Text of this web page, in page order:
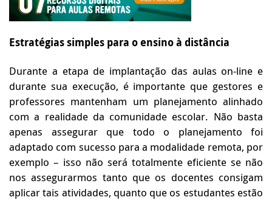
Estratégias simples para o ensino à distância
Durante a etapa de implantação das aulas on-line e
durante sua execução, é importante que gestores e
professores mantenham um planejamento alinhado
com a realidade da comunidade escolar. Não basta
apenas assegurar que todo o planejamento foi
adaptado com sucesso para a modalidade remota, por
exemplo – isso não será totalmente eficiente se não
nos assegurarmos tanto que os docentes consigam
aplicar tais atividades, quanto que os estudantes estão